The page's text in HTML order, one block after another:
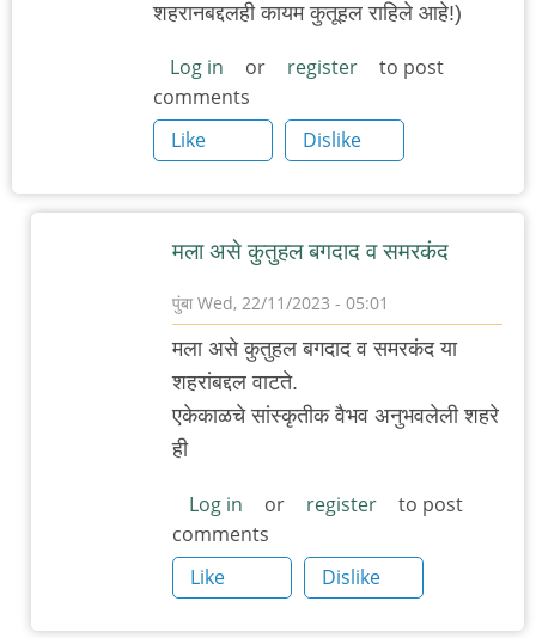
शहरानबद्दलही कायम कुतूहल राहिले आहे!)
Log in or register
to post
comments
Like
Dislike
मला असे कुतुहल बगदाद व समरकंद
पुंबा Wed, 22/11/2023 - 05:01
reply
to
लेख
यादवीमुळे
सामान्य
by
रोचना
मला असे कुतुहल बगदाद व समरकंद या
शहरांबद्दल वाटते.
एकेकाळचे सांस्कृतीक वैभव अनुभवलेली शहरे
ही
Log in or register
to post
comments
Like
Dislike